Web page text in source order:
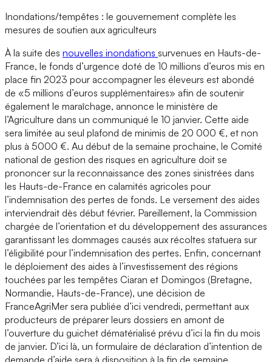
Inondations/tempêtes : le gouvernement complète les
mesures de soutien aux agriculteurs
À la suite des nouvelles inondations survenues en Hauts-de-
France, le fonds d’urgence doté de 10 millions d’euros mis en
place fin 2023 pour accompagner les éleveurs est abondé
de «5 millions d’euros supplémentaires» afin de soutenir
également le maraîchage, annonce le ministère de
l’Agriculture dans un communiqué le 10 janvier. Cette aide
sera limitée au seul plafond de minimis de 20 000 €, et non
plus à 5000 €. Au début de la semaine prochaine, le Comité
national de gestion des risques en agriculture doit se
prononcer sur la reconnaissance des zones sinistrées dans
les Hauts-de-France en calamités agricoles pour
l’indemnisation des pertes de fonds. Le versement des aides
interviendrait dès début février. Pareillement, la Commission
chargée de l’orientation et du développement des assurances
garantissant les dommages causés aux récoltes statuera sur
l’éligibilité pour l’indemnisation des pertes. Enfin, concernant
le déploiement des aides à l’investissement des régions
touchées par les tempêtes Ciaran et Domingos (Bretagne,
Normandie, Hauts-de-France), une décision de
FranceAgriMer sera publiée d’ici vendredi, permettant aux
producteurs de préparer leurs dossiers en amont de
l’ouverture du guichet dématérialisé prévu d’ici la fin du mois
de janvier. D’ici là, un formulaire de déclaration d’intention de
demande d’aide sera à disposition à la fin de semaine.